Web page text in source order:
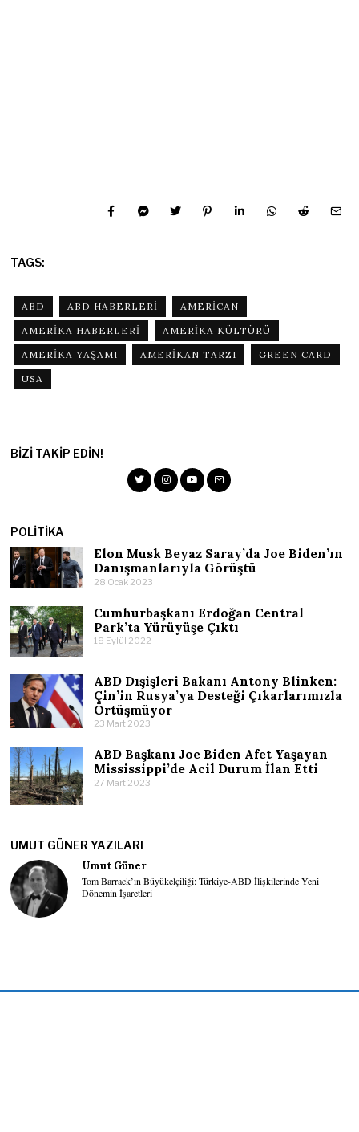
TAGS:
ABD ABD HABERLERI
AMERICAN
AMERIKA HABERLERI
AMERIKA KÜLTÜRÜ
AMERIKA YAŞAMI
AMERIKAN TARZI
GREEN CARD
USA
BIZI TAKIP EDIN!
POLITIKA
Elon Musk Beyaz Saray’da Joe Biden’ın
Danışmanlarıyla Görüştü
28 Ocak 2023
Cumhurbaşkanı Erdoğan Central
Park’ta Yürüyüşe Çıktı
18 Eylül 2022
ABD Dışişleri Bakanı Antony Blinken:
Çin’in Rusya’ya Desteği Çıkarlarımızla
Örtüşmüyor
23 Mart 2023
ABD Başkanı Joe Biden Afet Yaşayan
Mississippi’de Acil Durum İlan Etti
27 Mart 2023
UMUT GÜNER YAZILARI
Umut Güner
Tom Barrack’ın Büyükelçiliği: Türkiye-ABD İlişkilerinde Yeni
Dönemin İşaretleri